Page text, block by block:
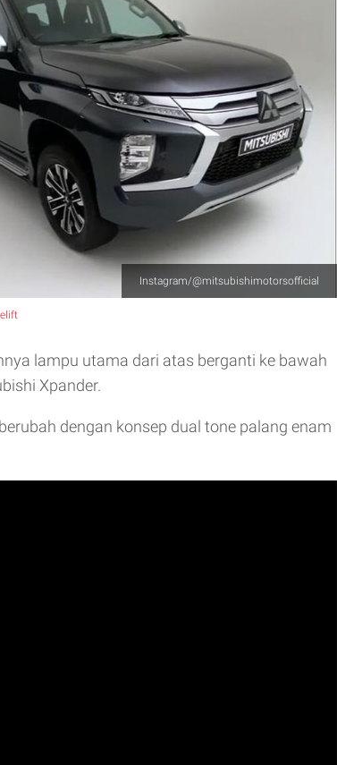
Instagram/@mitsubishimotorsofficial
lampu utama dari atas berganti ke bawah
Xpander.
dengan konsep dual tone palang enam